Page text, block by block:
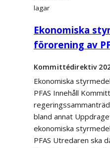
lagar
Ekonomiska
förorening av
Kommittédirektiv
Ekonomiska
PFAS Innehåll
bland annat
ekonomiska
PFAS Utredaren ska